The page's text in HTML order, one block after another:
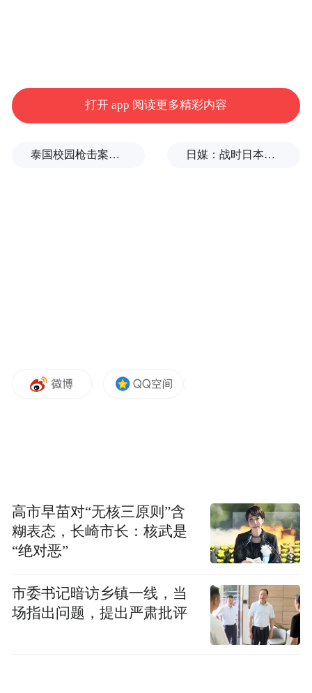
的门票。
当然，4秒加速的宣传口号只是个门槛，毕竟
打开 app 阅读更多精彩内容
泰国校园枪击案致9死，枪手父亲道歉 日媒：战时日本多所大学进行输血人体实验，向患者注射动物血
高市早苗对“无核三原则”含
糊表态，长崎市长：核武是
“绝对恶”
市委书记暗访乡镇一线，当
场指出问题，提出严肃批评